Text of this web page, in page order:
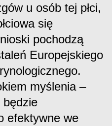
u osób tej płci,
się
pochodzą
Europejskiego
myślenia –
będzie
efektywne we